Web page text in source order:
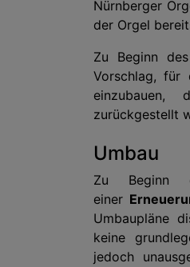
Nürnberger
der Orgel
Zu Beginn
Vorschlag, für
einzubauen,
zurückgestellt
Umbau
Zu Beginn
einer
Umbaupläne
keine
jedoch